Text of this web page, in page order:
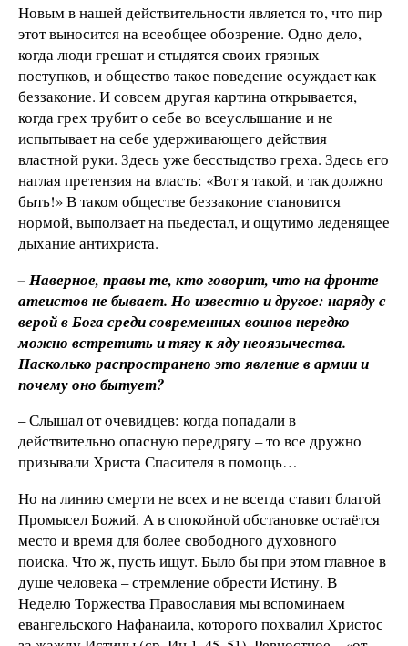
Новым в нашей действительности является то, что пир
этот выносится на всеобщее обозрение. Одно дело,
когда люди грешат и стыдятся своих грязных
поступков, и общество такое поведение осуждает как
беззаконие. И совсем другая картина открывается,
когда грех трубит о себе во всеуслышание и не
испытывает на себе удерживающего действия
властной руки. Здесь уже бесстыдство греха. Здесь его
наглая претензия на власть: «Вот я такой, и так должно
быть!» В таком обществе беззаконие становится
нормой, выползает на пьедестал, и ощутимо леденящее
дыхание антихриста.
– Наверное, правы те, кто говорит, что на фронте
атеистов не бывает. Но известно и другое: наряду с
верой в Бога среди современных воинов нередко
можно встретить и тягу к яду неоязычества.
Насколько распространено это явление в армии и
почему оно бытует?
– Слышал от очевидцев: когда попадали в
действительно опасную передрягу – то все дружно
призывали Христа Спасителя в помощь…
Но на линию смерти не всех и не всегда ставит благой
Промысел Божий. А в спокойной обстановке остаётся
место и время для более свободного духовного
поиска. Что ж, пусть ищут. Было бы при этом главное в
душе человека – стремление обрести Истину. В
Неделю Торжества Православия мы вспоминаем
евангельского Нафанаила, которого похвалил Христос